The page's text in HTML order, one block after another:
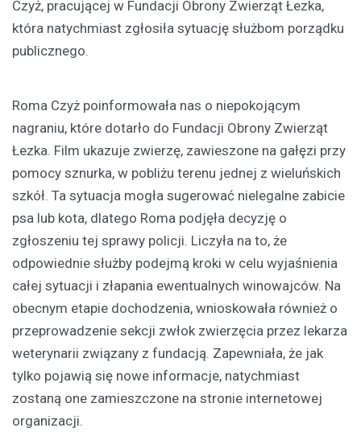
Czyż, pracującej w Fundacji Obrony Zwierząt Łezka,
która natychmiast zgłosiła sytuację służbom porządku
publicznego.
Roma Czyż poinformowała nas o niepokojącym
nagraniu, które dotarło do Fundacji Obrony Zwierząt
Łezka. Film ukazuje zwierzę, zawieszone na gałęzi przy
pomocy sznurka, w pobliżu terenu jednej z wieluńskich
szkół. Ta sytuacja mogła sugerować nielegalne zabicie
psa lub kota, dlatego Roma podjęła decyzję o
zgłoszeniu tej sprawy policji. Liczyła na to, że
odpowiednie służby podejmą kroki w celu wyjaśnienia
całej sytuacji i złapania ewentualnych winowajców. Na
obecnym etapie dochodzenia, wnioskowała również o
przeprowadzenie sekcji zwłok zwierzęcia przez lekarza
weterynarii związany z fundacją. Zapewniała, że jak
tylko pojawią się nowe informacje, natychmiast
zostaną one zamieszczone na stronie internetowej
organizacji.